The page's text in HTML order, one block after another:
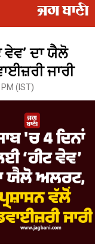
ਵੇਵ’ ਦਾ ਯੈਲੋ
ਜਾਰੀ
(IST)